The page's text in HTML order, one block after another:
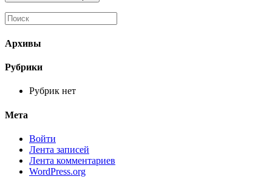
Архивы
Рубрики
Рубрик нет
Мета
Войти
Лента записей
Лента комментариев
WordPress.org